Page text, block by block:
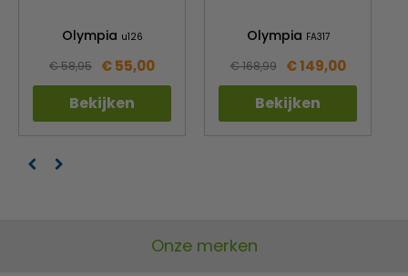
Olympia u126
€ 58,95 € 55,00
Bekijken
Olympia FA317
€ 168,99 € 149,00
Bekijken
Onze merken